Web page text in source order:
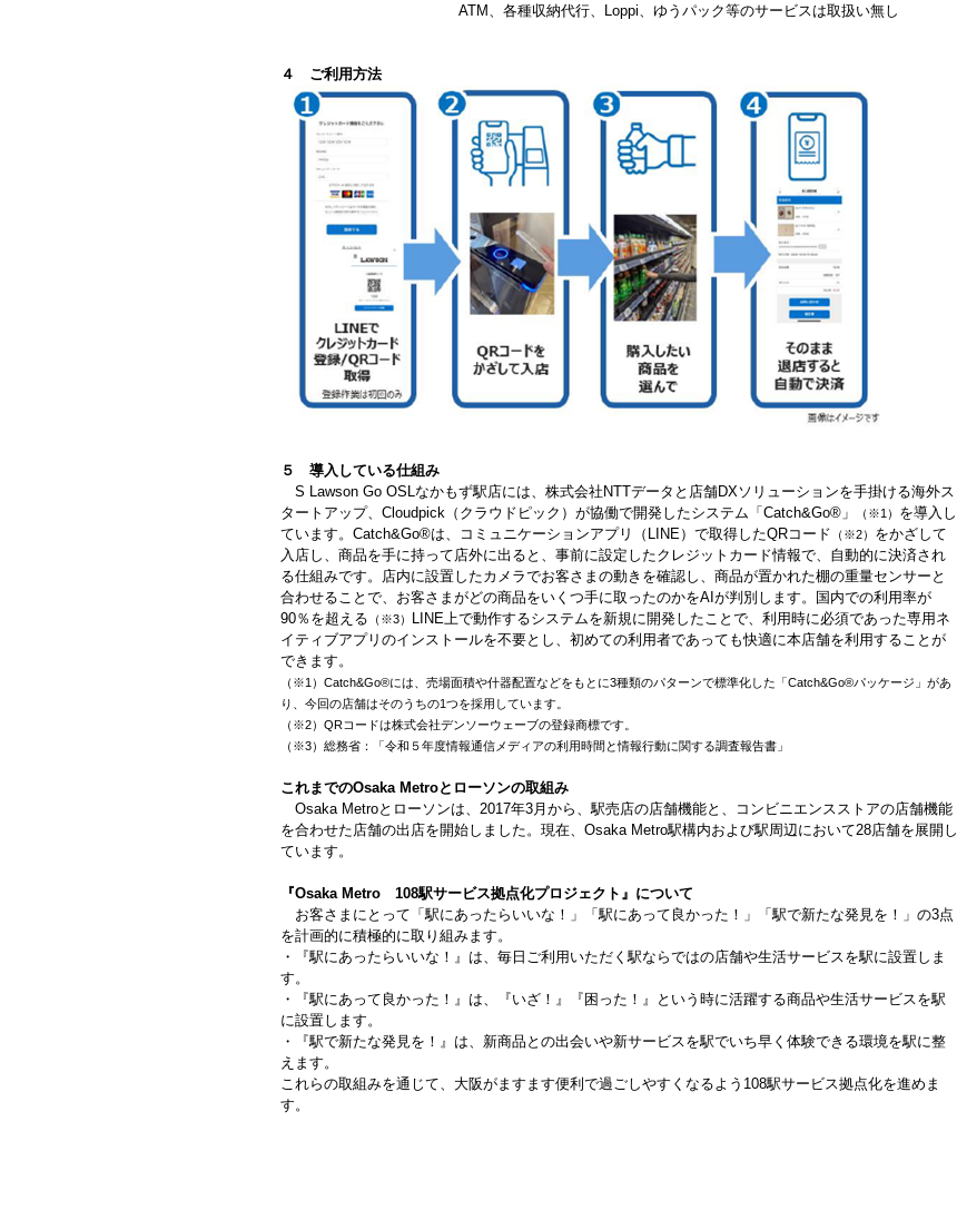
ATM、各種収納代行、Loppi、ゆうパック等のサービスは取扱い無し
４ ご利用方法
５ 導入している仕組み
S Lawson Go OSLなかもず駅店には、株式会社NTTデータと店舗DXソリューションを手掛ける海外ス
タートアップ、Cloudpick（クラウドピック）が協働で開発したシステム「Catch&Go®」
（※1） を導入し
ています。Catch&Go®は、コミュニケーションアプリ（LINE）で取得したQRコード （※2） をかざして
入店し、商品を手に持って店外に出ると、事前に設定したクレジットカード情報で、自動的に決済され
る仕組みです。店内に設置したカメラでお客さまの動きを確認し、商品が置かれた棚の重量センサーと
合わせることで、お客さまがどの商品をいくつ手に取ったのかをAIが判別します。国内での利用率が
90％を超える （※3）
LINE上で動作するシステムを新規に開発したことで、利用時に必須であった専用ネ
イティブアプリのインストールを不要とし、初めての利用者であっても快適に本店舗を利用することが
できます。
（※1）Catch&Go®には、売場面積や什器配置などをもとに3種類のパターンで標準化した「Catch&Go®パッケージ」があ
り、今回の店舗はそのうちの1つを採用しています。
（※2）QRコードは株式会社デンソーウェーブの登録商標です。
（※3）総務省：「令和５年度情報通信メディアの利用時間と情報行動に関する調査報告書」
これまでのOsaka Metroとローソンの取組み
Osaka Metroとローソンは、2017年3月から、駅売店の店舗機能と、コンビニエンスストアの店舗機能
を合わせた店舗の出店を開始しました。現在、Osaka Metro駅構内および駅周辺において28店舗を展開し
ています。
『Osaka Metro 108駅サービス拠点化プロジェクト』について
お客さまにとって「駅にあったらいいな！」「駅にあって良かった！」「駅で新たな発見を！」の3点
を計画的に積極的に取り組みます。
・『駅にあったらいいな！』は、毎日ご利用いただく駅ならではの店舗や生活サービスを駅に設置しま
す。
・『駅にあって良かった！』は、『いざ！』『困った！』という時に活躍する商品や生活サービスを駅
に設置します。
・『駅で新たな発見を！』は、新商品との出会いや新サービスを駅でいち早く体験できる環境を駅に整
えます。
これらの取組みを通じて、大阪がますます便利で過ごしやすくなるよう108駅サービス拠点化を進めま
す。